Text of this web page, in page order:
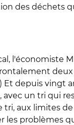
des déchets
l'économiste
depuis vingt
un tri qui
tri, aux limites
les problèmes